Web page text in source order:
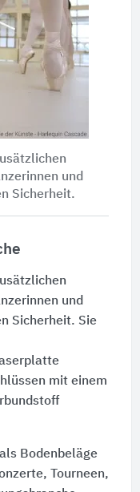
und
Sicherheit.
und
Sicherheit. Sie
mit einem
Bodenbeläge
Tourneen,